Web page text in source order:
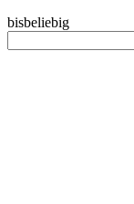
bisbeliebig